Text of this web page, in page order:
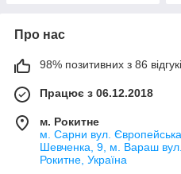
Про нас
98% позитивних з 86
Працює з 06.12.2018
м. Рокитне
м. Сарни вул.
Шевченка, 9, м. Вараш
Рокитне, Україна